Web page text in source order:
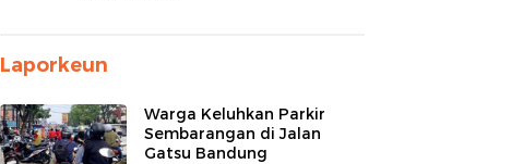
Laporkeun
Warga Keluhkan Parkir
Sembarangan di Jalan
Gatsu Bandung